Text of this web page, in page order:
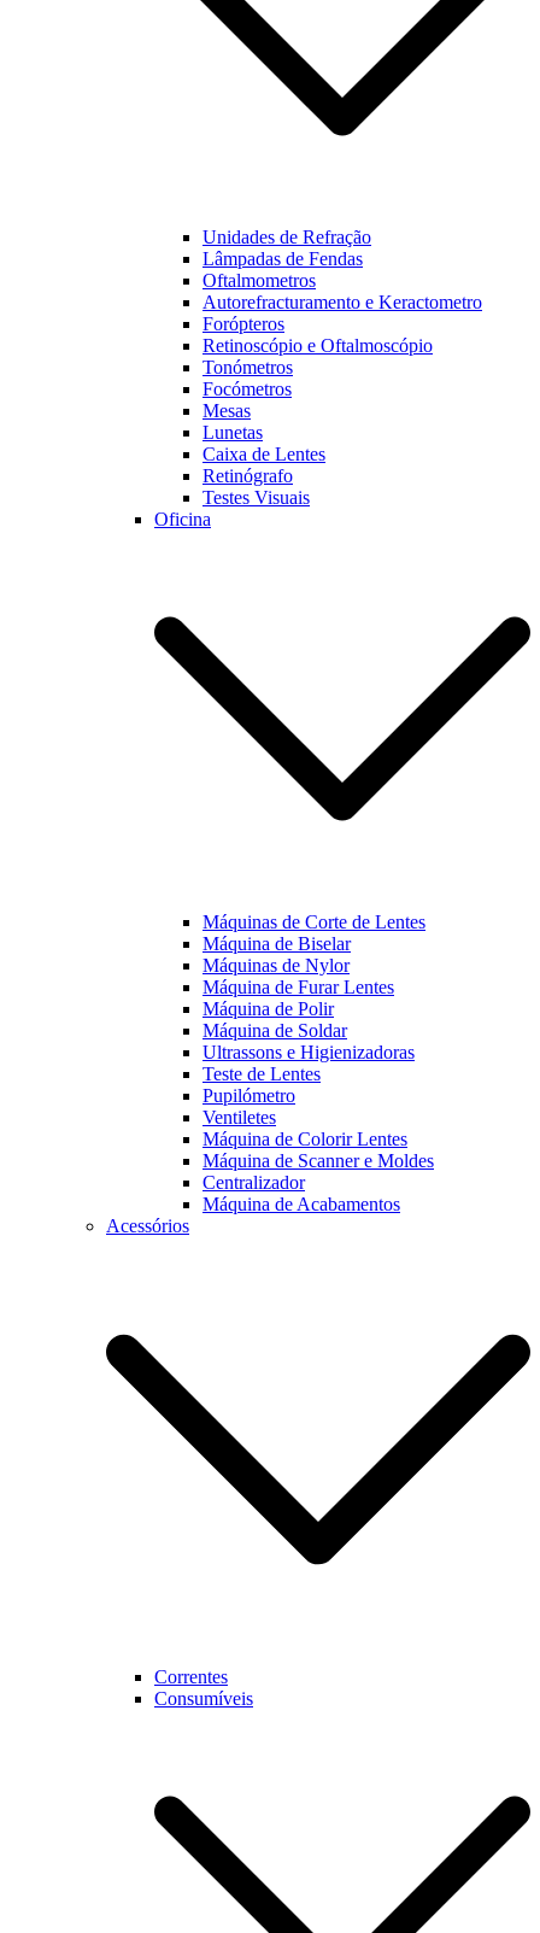
Unidades de Refração
Lâmpadas de Fendas
Oftalmometros
Autorefracturamento e Keractometro
Forópteros
Retinoscópio e Oftalmoscópio
Tonómetros
Focómetros
Mesas
Lunetas
Caixa de Lentes
Retinógrafo
Testes Visuais
Oficina
Máquinas de Corte de Lentes
Máquina de Biselar
Máquinas de Nylor
Máquina de Furar Lentes
Máquina de Polir
Máquina de Soldar
Ultrassons e Higienizadoras
Teste de Lentes
Pupilómetro
Ventiletes
Máquina de Colorir Lentes
Máquina de Scanner e Moldes
Centralizador
Máquina de Acabamentos
Acessórios
Correntes
Consumíveis